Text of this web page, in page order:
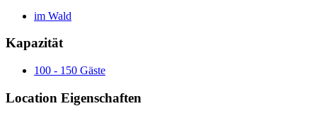
im Wald
Kapazität
100 - 150 Gäste
Location Eigenschaften